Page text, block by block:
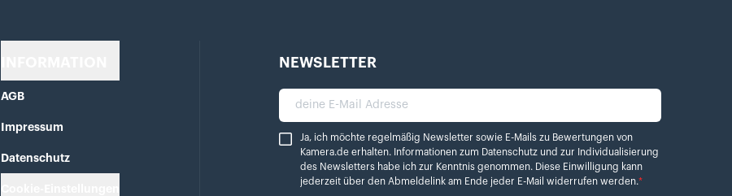
AGB
Impressum
Datenschutz
NEWSLETTER
deine E-Mail Adresse
Ja, ich möchte regelmäßig Newsletter sowie E-Mails zu Bewertungen von Kamera.de erhalten.
Ja, ich möchte regelmäßig Newsletter sowie E-Mails zu Bewertungen von
Kamera.de erhalten. Informationen zum Datenschutz und zur Individualisierung
des Newsletters habe ich zur Kenntnis genommen. Diese Einwilligung kann
jederzeit über den Abmeldelink am Ende jeder E-Mail widerrufen werden.*